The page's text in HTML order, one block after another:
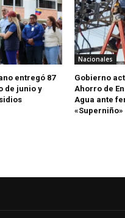
entregó 87
de junio y
Nacionales
Gobierno
Ahorro de
Agua ante
«Superniño»